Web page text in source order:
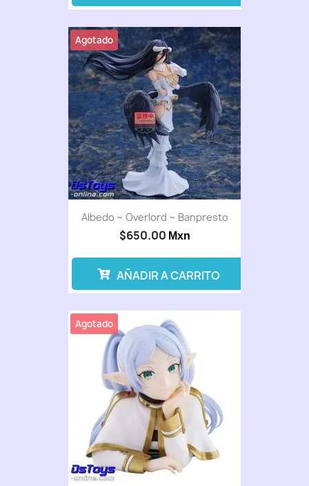
Albedo ~ Overlord ~ Banpresto
$650.00 Mxn
Agotado
AÑADIR A CARRITO
Agotado